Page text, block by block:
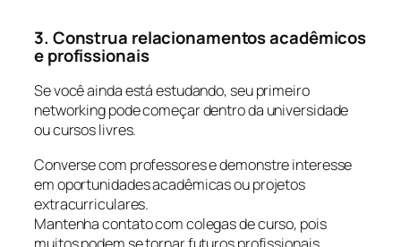
3. Construa relacionamentos acadêmicos
e profissionais
Se você ainda está estudando, seu primeiro
networking pode começar dentro da universidade
ou cursos livres.
Converse com professores e demonstre interesse
em oportunidades acadêmicas ou projetos
extracurriculares.
Mantenha contato com colegas de curso, pois
muitos podem se tornar futuros profissionais